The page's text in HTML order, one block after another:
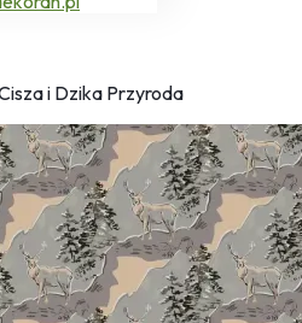
i Dzika Przyroda